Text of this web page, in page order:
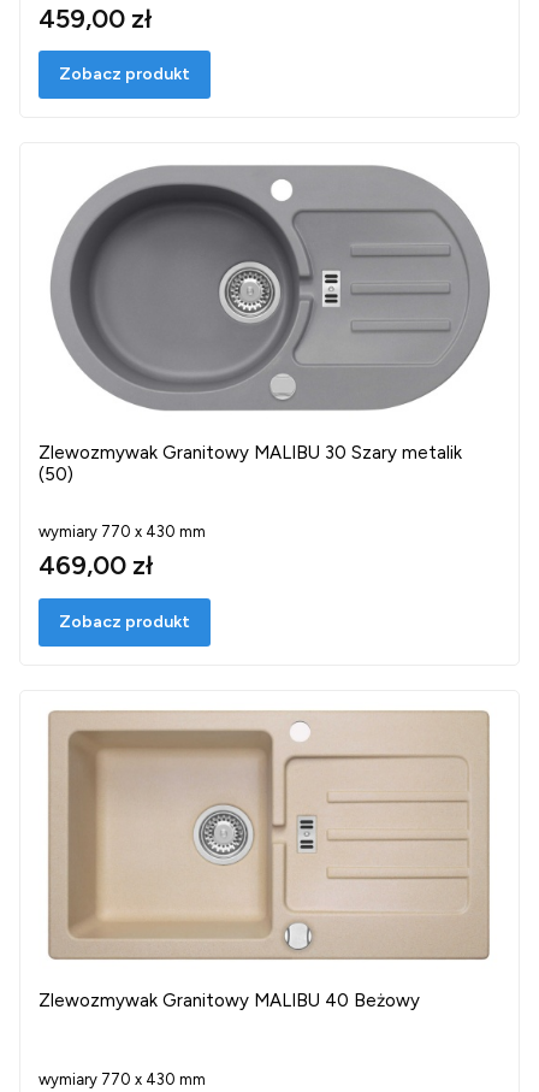
459,00 zł
Zobacz produkt
Zlewozmywak Granitowy MALIBU 30 Szary metalik
(50)
wymiary 770 x 430 mm
469,00 zł
Zobacz produkt
Zlewozmywak Granitowy MALIBU 40 Beżowy
wymiary 770 x 430 mm